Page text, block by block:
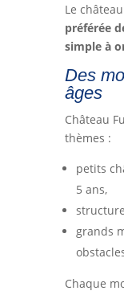
Le
préférée
simple à
Des
âges
Château
thèmes :
petits
5 ans,
grands
Chaque